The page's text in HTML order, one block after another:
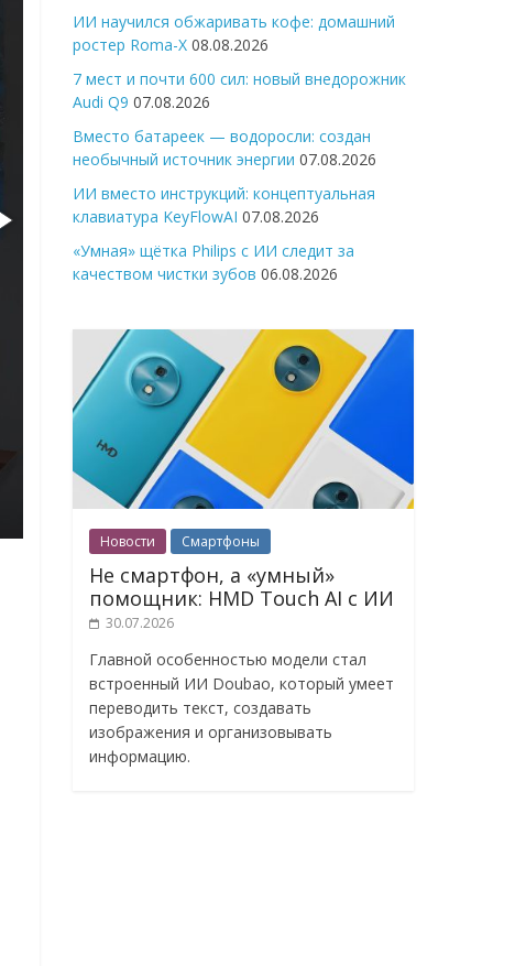
ИИ научился обжаривать кофе: домашний
ростер Roma-X 08.08.2026
7 мест и почти 600 сил: новый внедорожник
Audi Q9 07.08.2026
Вместо батареек — водоросли: создан
необычный источник энергии 07.08.2026
ИИ вместо инструкций: концептуальная
клавиатура KeyFlowAI 07.08.2026
«Умная» щётка Philips с ИИ следит за
качеством чистки зубов 06.08.2026
Новости Смартфоны
Не смартфон, а «умный»
помощник: HMD Touch AI с ИИ
30.07.2026
Главной особенностью модели стал
встроенный ИИ Doubao, который умеет
переводить текст, создавать
изображения и организовывать
информацию.